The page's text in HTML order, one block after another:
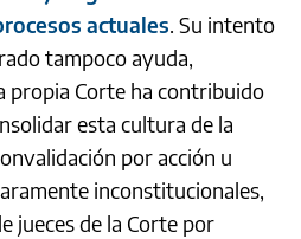
actuales. Su intento
tampoco ayuda,
propia Corte ha contribuido
esta cultura de la
por acción u
inconstitucionales,
jueces de la Corte por